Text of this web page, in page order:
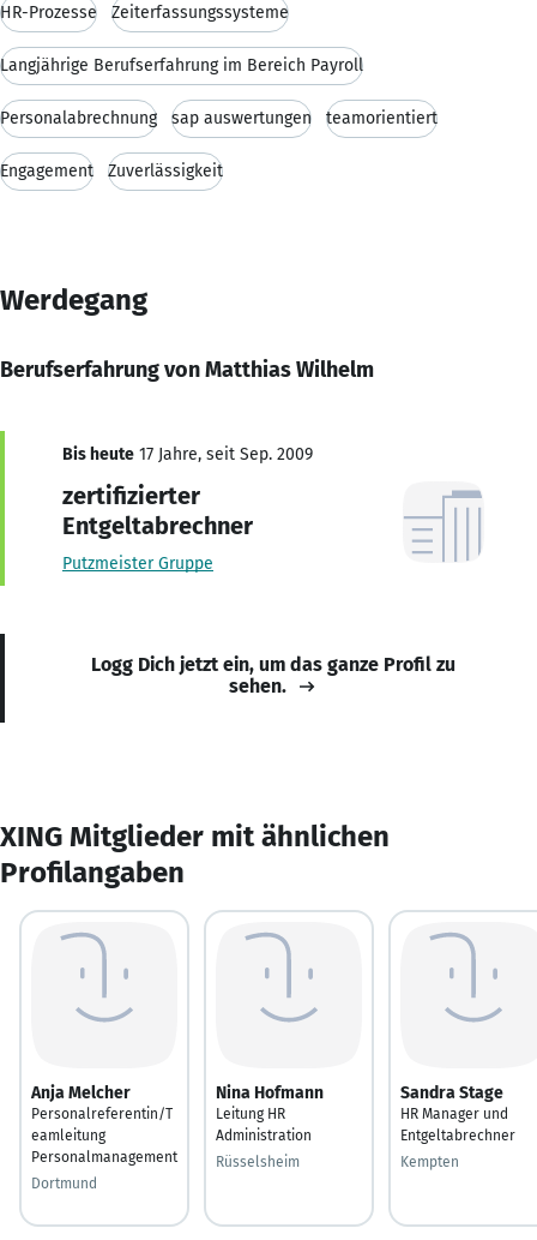
HR-Prozesse Zeiterfassungssysteme
Langjährige Berufserfahrung im Bereich Payroll
Personalabrechnung sap auswertungen teamorientiert
Engagement Zuverlässigkeit
Werdegang
Berufserfahrung von Matthias Wilhelm
Bis heute 17 Jahre, seit Sep. 2009
zertifizierter
Entgeltabrechner
Putzmeister Gruppe
Logg Dich jetzt ein, um das ganze Profil zu
sehen.
XING Mitglieder mit ähnlichen
Profilangaben
Anja Melcher
Personalreferentin/T
eamleitung
Personalmanagement
Dortmund
Nina Hofmann
Leitung HR
Administration
Rüsselsheim
Sandra Stage
HR Manager und
Entgeltabrechner
Kempten